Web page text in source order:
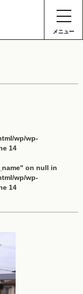
メニュー
wp/wp-
14
on null in
wp/wp-
14